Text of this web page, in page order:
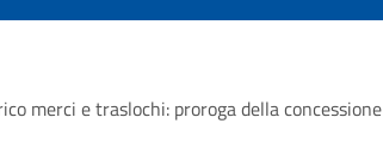
merci e traslochi: proroga della concessione